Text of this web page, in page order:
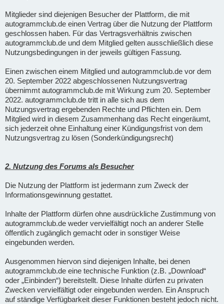
Mitglieder sind diejenigen Besucher der Plattform, die mit
autogrammclub.de einen Vertrag über die Nutzung der Plattform
geschlossen haben. Für das Vertragsverhältnis zwischen
autogrammclub.de und dem Mitglied gelten ausschließlich diese
Nutzungsbedingungen in der jeweils gültigen Fassung.
Einen zwischen einem Mitglied und autogrammclub.de vor dem
20. September 2022 abgeschlossenen Nutzungsvertrag
übernimmt autogrammclub.de mit Wirkung zum 20. September
2022. autogrammclub.de tritt in alle sich aus dem
Nutzungsvertrag ergebenden Rechte und Pflichten ein. Dem
Mitglied wird in diesem Zusammenhang das Recht eingeräumt,
sich jederzeit ohne Einhaltung einer Kündigungsfrist von dem
Nutzungsvertrag zu lösen (Sonderkündigungsrecht)
2. Nutzung des Forums als Besucher
Die Nutzung der Plattform ist jedermann zum Zweck der
Informationsgewinnung gestattet.
Inhalte der Plattform dürfen ohne ausdrückliche Zustimmung von
autogrammclub.de weder vervielfältigt noch an anderer Stelle
öffentlich zugänglich gemacht oder in sonstiger Weise
eingebunden werden.
Ausgenommen hiervon sind diejenigen Inhalte, bei denen
autogrammclub.de eine technische Funktion (z.B. „Download“
oder „Einbinden“) bereitstellt. Diese Inhalte dürfen zu privaten
Zwecken vervielfältigt oder eingebunden werden. Ein Anspruch
auf ständige Verfügbarkeit dieser Funktionen besteht jedoch nicht.